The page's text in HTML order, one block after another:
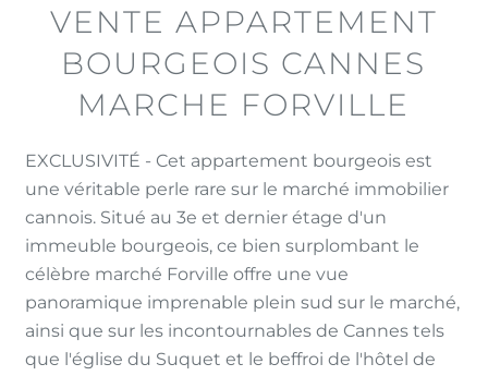
VENTE APPARTEMENT
BOURGEOIS CANNES
MARCHE FORVILLE
EXCLUSIVITÉ - Cet appartement bourgeois est
une véritable perle rare sur le marché immobilier
cannois. Situé au 3e et dernier étage d'un
immeuble bourgeois, ce bien surplombant le
célèbre marché Forville offre une vue
panoramique imprenable plein sud sur le marché,
ainsi que sur les incontournables de Cannes tels
que l'église du Suquet et le beffroi de l'hôtel de